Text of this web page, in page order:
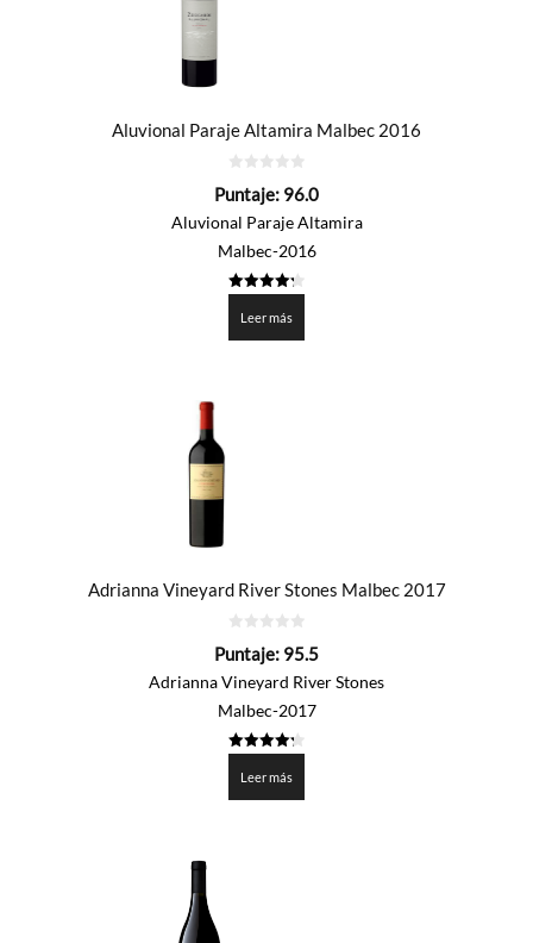
Aluvional Paraje Altamira Malbec 2016
de
Puntaje: 96.0
Aluvional Paraje Altamira
Malbec-2016
de 5
Leer más
Adrianna Vineyard River Stones Malbec 2017
de
Puntaje: 95.5
Adrianna Vineyard River Stones
Malbec-2017
de 5
Leer más